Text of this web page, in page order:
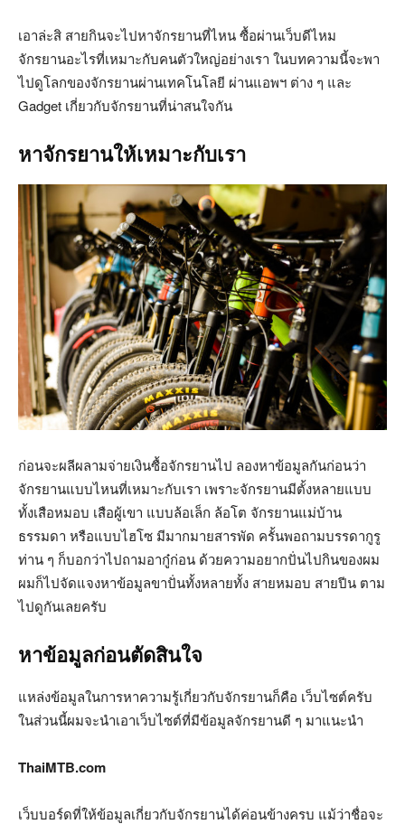
เอาล่ะสิ สายกินจะไปหาจักรยานที่ไหน ซื้อผ่านเว็บดีไหม
จักรยานอะไรที่เหมาะกับคนตัวใหญ่อย่างเรา ในบทความนี้จะพา
ไปดูโลกของจักรยานผ่านเทคโนโลยี ผ่านแอพฯ ต่าง ๆ และ
Gadget เกี่ยวกับจักรยานที่น่าสนใจกัน
หาจักรยานให้เหมาะกับเรา
ก่อนจะผลีผลามจ่ายเงินซื้อจักรยานไป ลองหาข้อมูลกันก่อนว่า
จักรยานแบบไหนที่เหมาะกับเรา เพราะจักรยานมีตั้งหลายแบบ
ทั้งเสือหมอบ เสือผู้เขา แบบล้อเล็ก ล้อโต จักรยานแม่บ้าน
ธรรมดา หรือแบบไฮโซ มีมากมายสารพัด ครั้นพอถามบรรดากูรู
ท่าน ๆ ก็บอกว่าไปถามอากู๋ก่อน ด้วยความอยากปั่นไปกินของผม
ผมก็ไปจัดแจงหาข้อมูลขาปั่นทั้งหลายทั้ง สายหมอบ สายปีน ตาม
ไปดูกันเลยครับ
หาข้อมูลก่อนตัดสินใจ
แหล่งข้อมูลในการหาความรู้เกี่ยวกับจักรยานก็คือ เว็บไซต์ครับ
ในส่วนนี้ผมจะนำเอาเว็บไซต์ที่มีข้อมูลจักรยานดี ๆ มาแนะนำ
ThaiMTB.com
เว็บบอร์ดที่ให้ข้อมูลเกี่ยวกับจักรยานได้ค่อนข้างครบ แม้ว่าชื่อจะ